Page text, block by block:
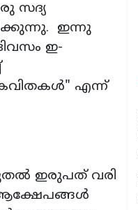
സദ്യ
ഇന്നു
ഇ-
എന്ന്
ഇരുപത് വരി
ആക്ഷേപങ്ങൾ